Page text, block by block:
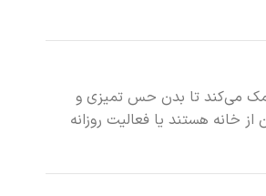
می‌کند تا بدن حس تمیزی و
خانه هستند یا فعالیت روزانه